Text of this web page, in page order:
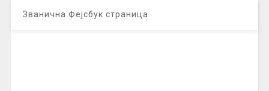
Званична Фејсбук страница